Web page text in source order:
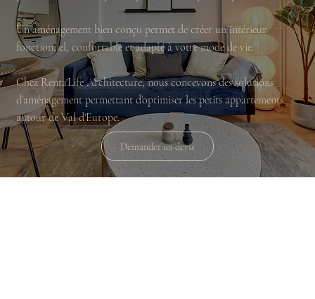
Un aménagement bien conçu permet de créer un intérieur
fonctionnel, confortable et adapté à votre mode de vie.
Chez Renta'Life Architecture, nous concevons des solutions
d’aménagement permettant d’optimiser les petits appartements
autour de Val d'Europe.
Demander un devis